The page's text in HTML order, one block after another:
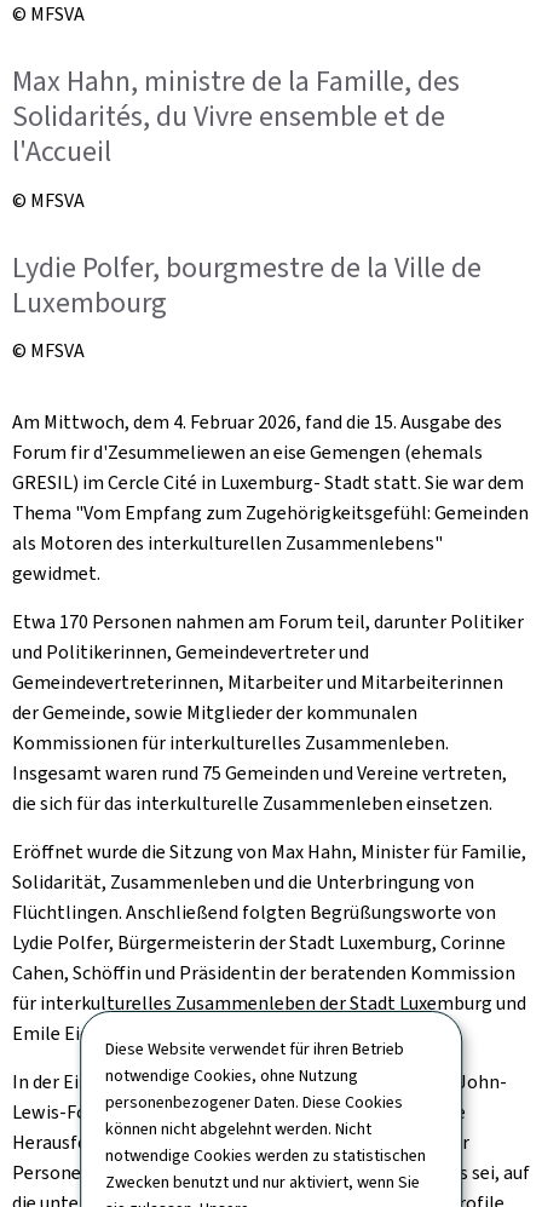
Diese Website verwendet für ihren Betrieb
notwendige Cookies, ohne Nutzung
personenbezogener Daten. Diese Cookies
können nicht abgelehnt werden. Nicht
notwendige Cookies werden zu statistischen
Zwecken benutzt und nur aktiviert, wenn Sie
© MFSVA
Max Hahn, ministre de la Famille, des
Solidarités, du Vivre ensemble et de
l'Accueil
© MFSVA
Lydie Polfer, bourgmestre de la Ville de
Luxembourg
© MFSVA
Am Mittwoch, dem 4. Februar 2026, fand die 15. Ausgabe des
Forum fir d'Zesummeliewen an eise Gemengen (ehemals
GRESIL) im Cercle Cité in Luxemburg- Stadt statt. Sie war dem
Thema "Vom Empfang zum Zugehörigkeitsgefühl: Gemeinden
als Motoren des interkulturellen Zusammenlebens"
gewidmet.
Etwa 170 Personen nahmen am Forum teil, darunter Politiker
und Politikerinnen, Gemeindevertreter und
Gemeindevertreterinnen, Mitarbeiter und Mitarbeiterinnen
der Gemeinde, sowie Mitglieder der kommunalen
Kommissionen für interkulturelles Zusammenleben.
Insgesamt waren rund 75 Gemeinden und Vereine vertreten,
die sich für das interkulturelle Zusammenleben einsetzen.
Eröffnet wurde die Sitzung von Max Hahn, Minister für Familie,
Solidarität, Zusammenleben und die Unterbringung von
Flüchtlingen. Anschließend folgten Begrüßungsworte von
Lydie Polfer, Bürgermeisterin der Stadt Luxemburg, Corinne
Cahen, Schöffin und Präsidentin der beratenden Kommission
für interkulturelles Zusammenleben der Stadt Luxemburg und
Emile Eicher, Präsident des SYVICOL.
In der Einführungsrede ging Jasmine Carty, Fulbright-John-
Lewis-Forscherin an der Universität Luxemburg, auf die
Herausforderungen bei der Aufnahme neu zugezogener
Personen in Gemeinden ein. Sie betonte, wie wichtig es sei, auf